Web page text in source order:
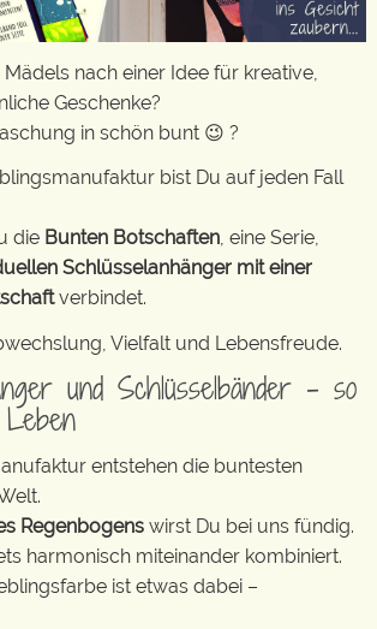
nach einer Idee für kreative,
Geschenke?
in schön bunt 😉 ?
bist Du auf jeden Fall
die Bunten Botschaften, eine Serie,
Schlüsselanhänger mit einer
verbindet.
Vielfalt und Lebensfreude.
und Schlüsselbänder – so
entstehen die buntesten
Regenbogens wirst Du bei uns fündig.
harmonisch miteinander kombiniert.
ist etwas dabei –